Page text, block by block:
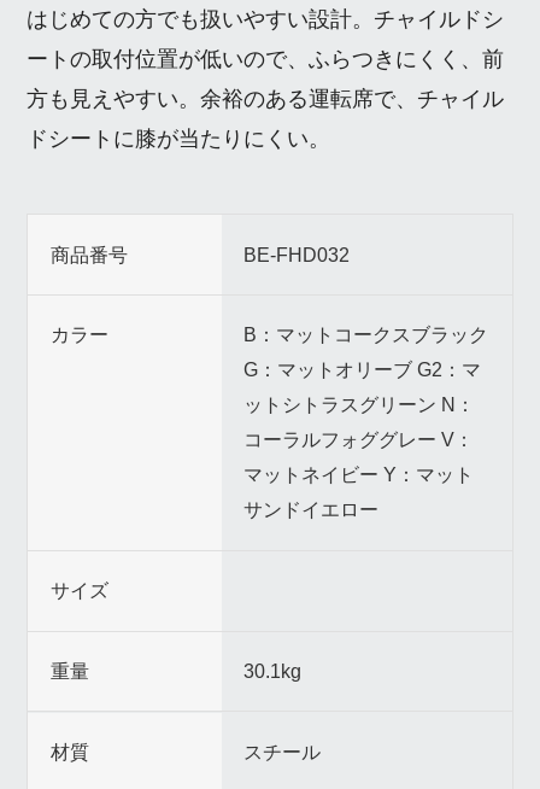
はじめての方でも扱いやすい設計。チャイルドシ
ートの取付位置が低いので、ふらつきにくく、前
方も見えやすい。余裕のある運転席で、チャイル
ドシートに膝が当たりにくい。
商品番号 BE-FHD032
カラー
B：マットコークスブラック
G：マットオリーブ G2：マ
ットシトラスグリーン N：
コーラルフォググレー V：
マットネイビー Y：マット
サンドイエロー
サイズ
重量 30.1kg
材質 スチール